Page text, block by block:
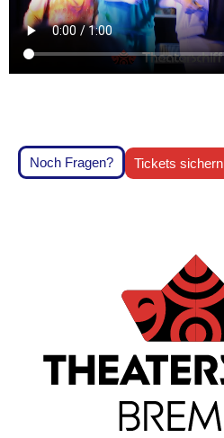
Noch Fragen? Tickets sichern